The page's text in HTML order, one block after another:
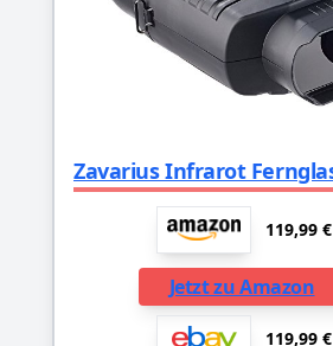
119,99 €
Jetzt zu Amazon
119,99 €